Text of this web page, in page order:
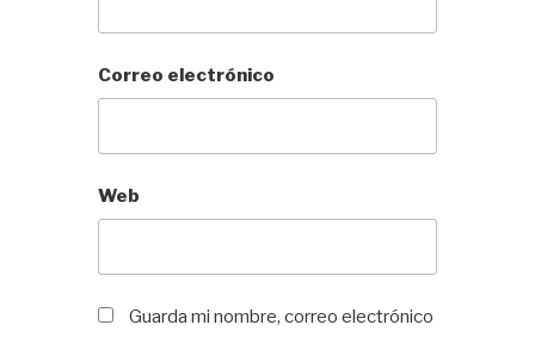
Correo electrónico
Web
Guarda mi nombre, correo electrónico